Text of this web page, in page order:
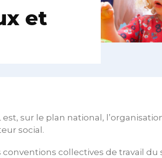
et
est, sur le plan national,
social.
collectives de travail du